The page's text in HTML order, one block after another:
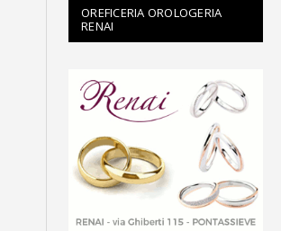
OREFICERIA OROLOGERIA
RENAI